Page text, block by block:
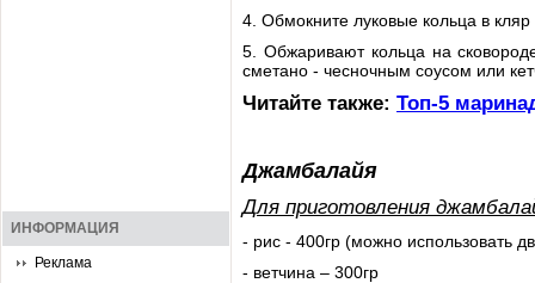
ИНФОРМАЦИЯ
Реклама
4. Обмокните луковые кольца в кляр
5. Обжаривают кольца на
сметано - чесночным соусом или
Читайте также: Топ-5
Джамбалайя
Для приготовления
- рис - 400гр (можно использовать
- ветчина – 300гр